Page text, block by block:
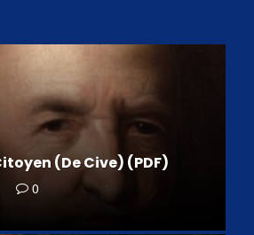
(De Cive) (PDF)
0